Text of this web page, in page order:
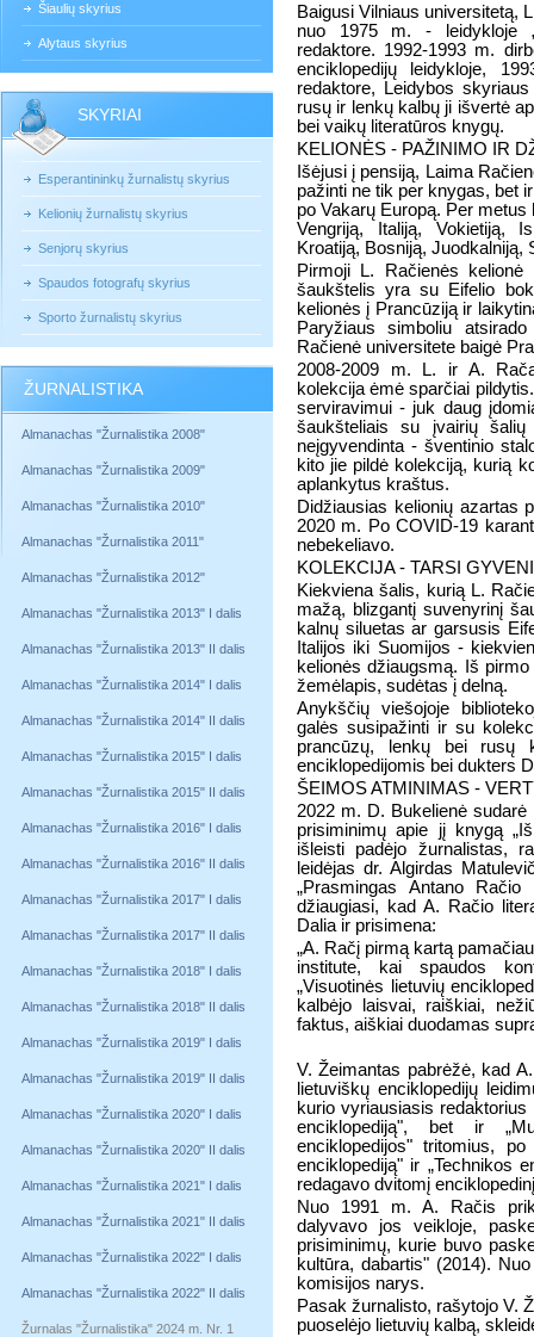
Šiaulių skyrius
Alytaus skyrius
SKYRIAI
Esperantininkų žurnalistų skyrius
Kelionių žurnalistų skyrius
Senjorų skyrius
Spaudos fotografų skyrius
Sporto žurnalistų skyrius
ŽURNALISTIKA
Almanachas "Žurnalistika 2008"
Almanachas "Žurnalistika 2009"
Almanachas "Žurnalistika 2010"
Almanachas "Žurnalistika 2011"
Almanachas "Žurnalistika 2012"
Almanachas "Žurnalistika 2013" I dalis
Almanachas "Žurnalistika 2013" II dalis
Almanachas "Žurnalistika 2014" I dalis
Almanachas "Žurnalistika 2014" II dalis
Almanachas "Žurnalistika 2015" I dalis
Almanachas "Žurnalistika 2015" II dalis
Almanachas "Žurnalistika 2016" I dalis
Almanachas "Žurnalistika 2016" II dalis
Almanachas "Žurnalistika 2017" I dalis
Almanachas "Žurnalistika 2017" II dalis
Almanachas "Žurnalistika 2018" I dalis
Almanachas "Žurnalistika 2018" II dalis
Almanachas "Žurnalistika 2019" I dalis
Almanachas "Žurnalistika 2019" II dalis
Almanachas "Žurnalistika 2020" I dalis
Almanachas "Žurnalistika 2020" II dalis
Almanachas "Žurnalistika 2021" I dalis
Almanachas "Žurnalistika 2021" II dalis
Almanachas "Žurnalistika 2022" I dalis
Almanachas "Žurnalistika 2022" II dalis
Žurnalas "Žurnalistika" 2024 m. Nr. 1
Baigusi Vilniaus universitetą,
nuo 1975 m. - leidykloje
redaktore. 1992-1993 m.
enciklopedijų leidykloje,
redaktore, Leidybos
rusų ir lenkų kalbų ji išvertė
bei vaikų literatūros knygų.
KELIONĖS - PAŽINIMO IR
Išėjusi į pensiją, Laima
pažinti ne tik per knygas, bet
po Vakarų Europą. Per
Vengriją, Italiją, Vokietiją,
Kroatiją, Bosniją, Juodkalniją,
Pirmoji L. Račienės
šaukštelis yra su Eifelio
kelionės į Prancūziją ir
Paryžiaus simboliu
Račienė universitete baigė
2008-2009 m. L. ir A.
kolekcija ėmė sparčiai
serviravimui - juk daug
šaukšteliais su įvairių
neįgyvendinta - šventinio
kito jie pildė kolekciją, kurią
aplankytus kraštus.
Didžiausias kelionių azartas
2020 m. Po COVID-19
nebekeliavo.
KOLEKCIJA - TARSI
Kiekviena šalis, kurią L.
mažą, blizgantį suvenyrinį
kalnų siluetas ar garsusis
Italijos iki Suomijos -
kelionės džiaugsmą. Iš
žemėlapis, sudėtas į delną.
Anykščių viešojoje
galės susipažinti ir su
prancūzų, lenkų bei rusų
enciklopedijomis bei dukters
ŠEIMOS ATMINIMAS -
2022 m. D. Bukelienė
prisiminimų apie jį knygą
išleisti padėjo žurnalistas,
leidėjas dr. Algirdas
„Prasmingas Antano
džiaugiasi, kad A. Račio
Dalia ir prisimena:
„A. Račį pirmą kartą
institute, kai spaudos
„Visuotinės lietuvių
kalbėjo laisvai, raiškiai,
faktus, aiškiai duodamas
V. Žeimantas pabrėžė, kad
lietuviškų enciklopedijų
kurio vyriausiasis
enciklopediją", bet ir
enciklopedijos" tritomius,
enciklopediją" ir „Technikos
redagavo dvitomį
Nuo 1991 m. A. Račis
dalyvavo jos veikloje,
prisiminimų, kurie buvo
kultūra, dabartis" (2014).
komisijos narys.
Pasak žurnalisto, rašytojo V.
puoselėjo lietuvių kalbą,